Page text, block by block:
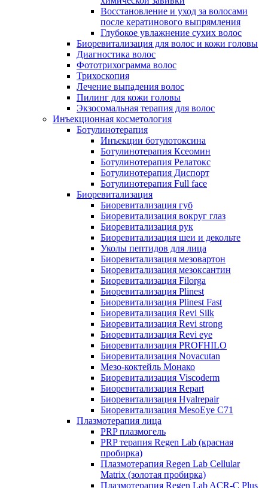
Восстановление и уход за волосами
после кератинового выпрямления
Глубокое увлажнение сухих волос
Биоревитализация для волос и кожи головы
Диагностика волос
Фототрихограмма волос
Трихоскопия
Лечение выпадения волос
Пилинг для кожи головы
Экзосомальная терапия для волос
Инъекционная косметология
Ботулинотерапия
Инъекции ботулотоксина
Ботулинотерапия Ксеомин
Ботулинотерапия Релатокс
Ботулинотерапия Диспорт
Ботулинотерапия Full face
Биоревитализация
Биоревитализация губ
Биоревитализация вокруг глаз
Биоревитализация рук
Биоревитализация шеи и декольте
Уколы пептидов для лица
Биоревитализация мезовартон
Биоревитализация мезоксантин
Биоревитализация Filorga
Биоревитализация Plinest
Биоревитализация Plinest Fast
Биоревитализация Revi Silk
Биоревитализация Revi strong
Биоревитализация Revi eye
Биоревитализация PROFHILO
Биоревитализация Novacutan
Мезо-коктейль Монако
Биоревитализация Viscoderm
Биоревитализация Repart
Биоревитализация Hyalrepair
Биоревитализация MesoEye C71
Плазмотерапия лица
PRP плазмогель
PRP терапия Regen Lab (красная
пробирка)
Плазмотерапия Regen Lab Cellular
Matrix (золотая пробирка)
Плазмотерапия Regen Lab ACR-C Plus